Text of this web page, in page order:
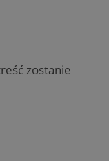
zostanie